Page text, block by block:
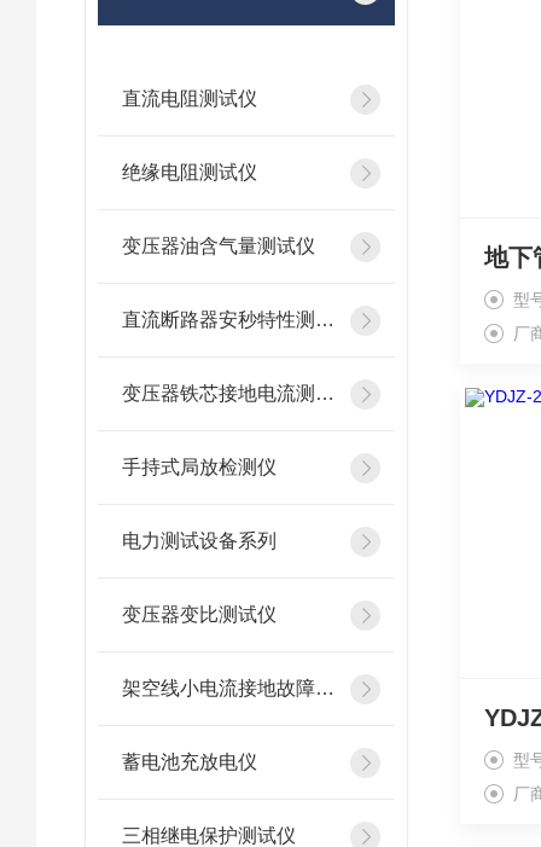
直流电阻测试仪
绝缘电阻测试仪
变压器油含气量测试仪
直流断路器安秒特性测试仪
变压器铁芯接地电流测试仪
手持式局放检测仪
电力测试设备系列
变压器变比测试仪
架空线小电流接地故障定位仪
蓄电池充放电仪
三相继电保护测试仪
地下
型
厂
型
厂